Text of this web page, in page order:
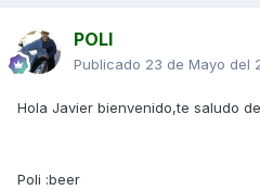
POLI
Publicado 23 de Mayo del
Hola Javier bienvenido,te saludo
Poli :beer